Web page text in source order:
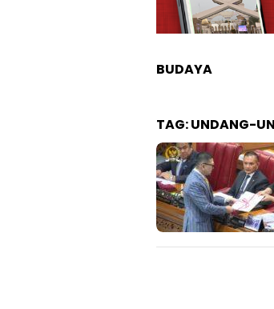
BUDAYA
TAG:UNDANG-